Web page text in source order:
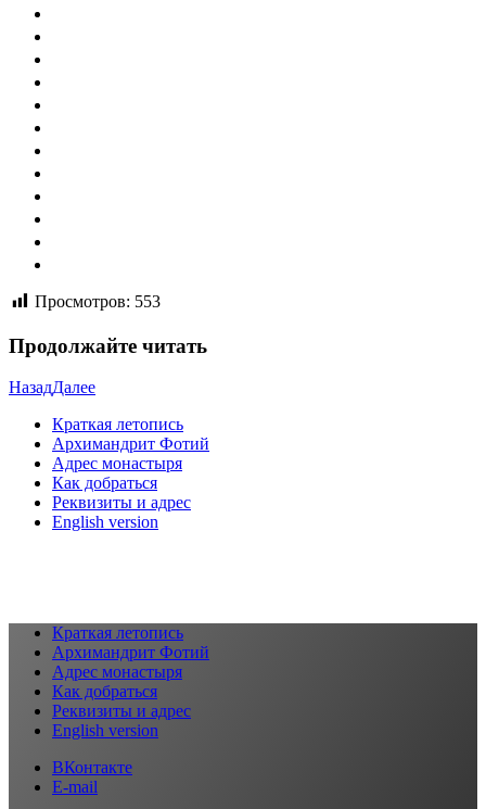
Просмотров: 553
Продолжайте читать
НазадДалее
Краткая летопись
Архимандрит Фотий
Адрес монастыря
Как добраться
Реквизиты и адрес
English version
Краткая летопись
Архимандрит Фотий
Адрес монастыря
Как добраться
Реквизиты и адрес
English version
ВКонтакте
E-mail